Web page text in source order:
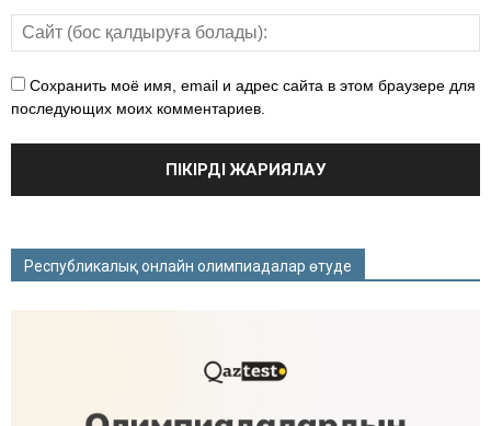
Сохранить моё имя, email и адрес сайта в этом браузере для
последующих моих комментариев.
Республикалық онлайн олимпиадалар өтуде